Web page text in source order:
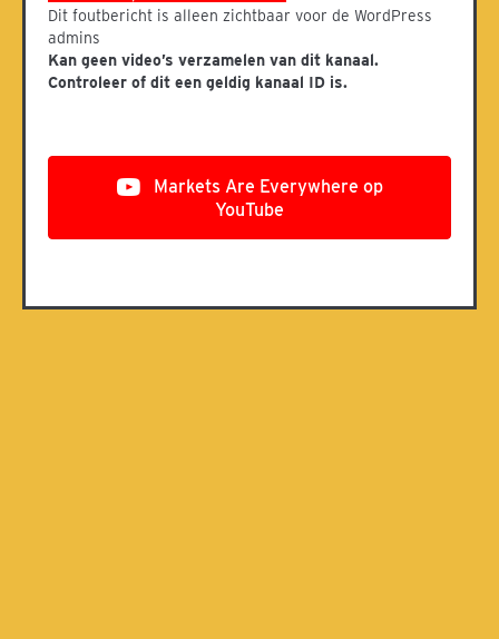
Dit foutbericht is alleen zichtbaar voor de WordPress
admins
Kan geen video’s verzamelen van dit kanaal.
Controleer of dit een geldig kanaal ID is.
Markets Are Everywhere op
YouTube